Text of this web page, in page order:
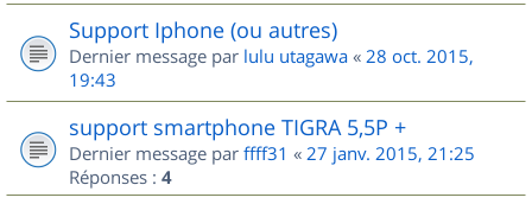
Support Iphone (ou autres)
Dernier message par lulu utagawa « 28 oct. 2015,
19:43
support smartphone TIGRA 5,5P +
Dernier message par ffff31 « 27 janv. 2015, 21:25
Réponses : 4